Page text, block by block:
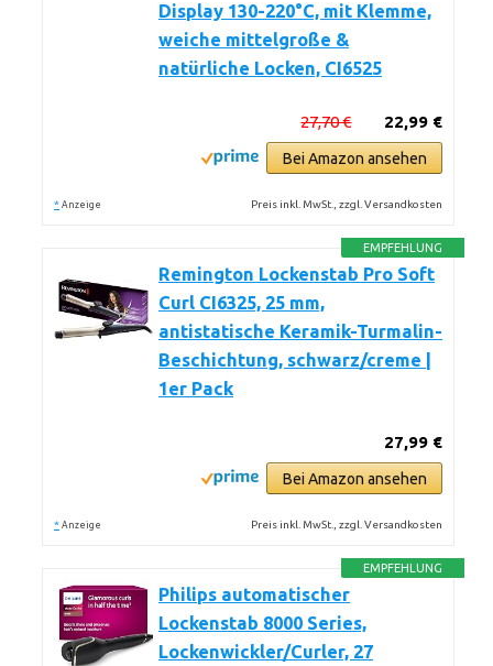
Display 130-220°C, mit Klemme,
weiche mittelgroße &
natürliche Locken, CI6525
22,99 €
27,70 €
Bei Amazon ansehen
* Anzeige Preis inkl. MwSt., zzgl. Versandkosten
EMPFEHLUNG
Remington Lockenstab Pro Soft
Curl CI6325, 25 mm,
antistatische Keramik-Turmalin-
Beschichtung, schwarz/creme |
1er Pack
27,99 €
Bei Amazon ansehen
* Anzeige Preis inkl. MwSt., zzgl. Versandkosten
EMPFEHLUNG
Philips automatischer
Lockenstab 8000 Series,
Lockenwickler/Curler, 27